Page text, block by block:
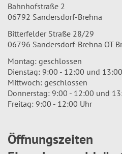
Bahnhofstraße 2
06792 Sandersdorf-Brehna
Bitterfelder Straße 28/29
06796 Sandersdorf-Brehna OT
Montag: geschlossen
Dienstag: 9:00 - 12:00 und
Mittwoch: geschlossen
Donnerstag: 9:00 - 12:00 und
Freitag: 9:00 - 12:00 Uhr
Öffnungszeiten